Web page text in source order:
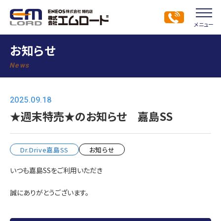
メニュー
お知らせ
News
2025.09.18
★週末特売★のお知らせ 嘉島SS
Dr.Drive嘉島SS お知らせ
いつも嘉島SSをご利用いただき
誠にありがとうございます。